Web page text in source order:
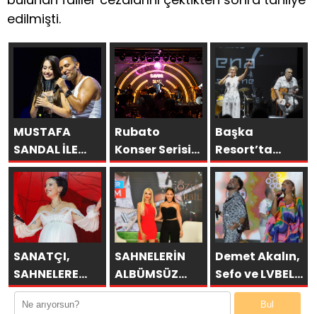
edilmişti.
MUSTAFA
SANDAL İLE
AYNI SAHNEDE
PARLADI:
AFRA’YA
HARBİYE’DE
BÜYÜK ALKIŞ
Rubato
Konser Serisi
Müzikseverlerle
Buluşmaya
Devam Ediyor
Başka
Resort’ta
Unutulmaz
Gece Özülkü
Çifti
Bodrum’u
Büyüledi
SANATÇI,
SAHNELERE
VERECEĞİ KISA
BİR MOLA
SAHNELERİN
ALBÜMSÜZ
ASSOLİSTİ
Demet Akalın,
Sefo ve LVBEL
C5 Bodrum’u
Bul